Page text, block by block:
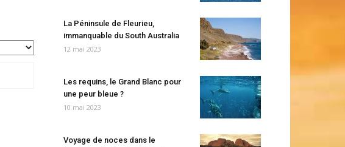
La Péninsule de Fleurieu,
immanquable du South Australia
12 mai 2023
Les requins, le Grand Blanc pour
une peur bleue ?
10 mai 2023
Voyage de noces dans le